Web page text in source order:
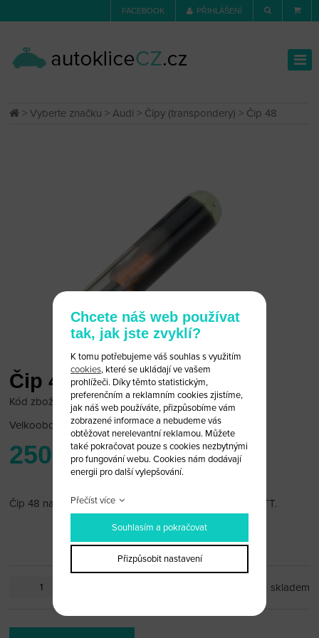
FACEBOOK PŘIHLÁŠENÍ
>Vyberte značku >Audi > Čipy (transpondery) > Čip 48
Čip 48
Kód zboží: Čip 48
Velkoobchodní cena:po přihlášení
250 Kč
Čip 48 na Audi A2, A4, A6, A8, Allroad, S3, S4, S6, S8, TT.
skladem
Chcete náš web používat
tak, jak jste zvyklí?
K tomu potřebujeme váš souhlas s využitím
cookies, které se ukládají ve vašem
prohlížeči. Díky těmto statistickým,
preferenčním a reklamním cookies zjistíme,
jak náš web používáte, přizpůsobíme vám
zobrazené informace a nebudeme vás
obtěžovat nerelevantní reklamou. Můžete
také pokračovat pouze s cookies nezbytnými
pro fungování webu. Cookies nám dodávají
energii pro další vylepšování.
Přečíst více
Souhlasím a pokračovat
Přizpůsobit nastavení